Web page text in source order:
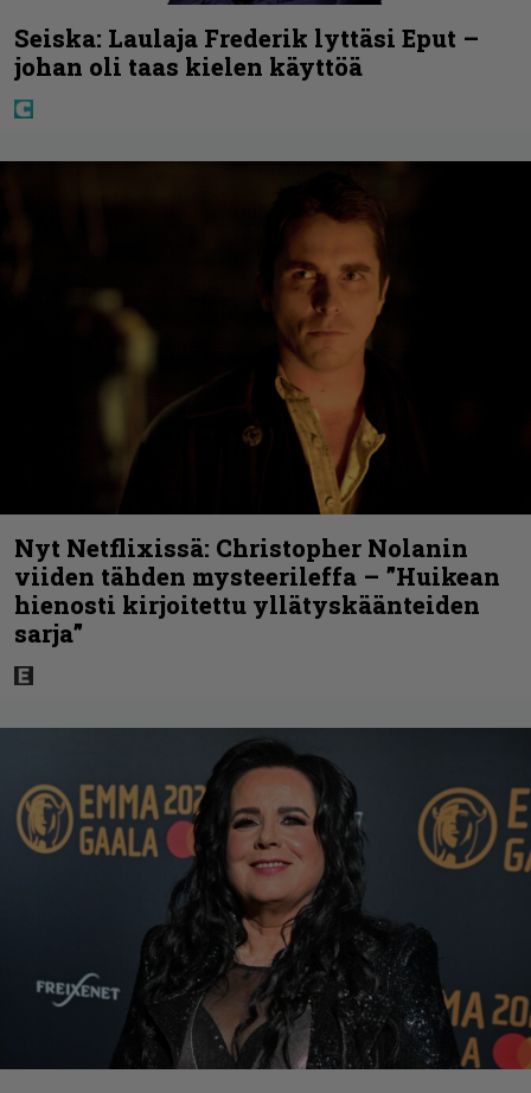
Seiska: Laulaja Frederik lyttäsi Eput –
johan oli taas kielen käyttöä
Nyt Netflixissä: Christopher Nolanin
viiden tähden mysteerileffa – ”Huikean
hienosti kirjoitettu yllätyskäänteiden
sarja”